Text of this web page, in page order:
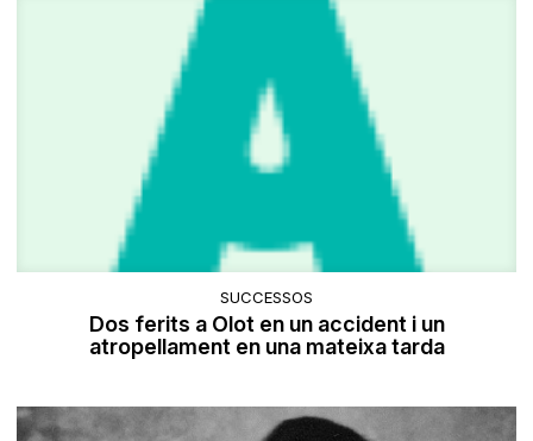
SUCCESSOS
Dos ferits a Olot en un accident i un
atropellament en una mateixa tarda